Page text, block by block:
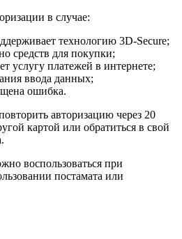
в случае:
технологию 3D-Secure;
средств для покупки;
услугу платежей в интернете;
ввода данных;
ошибка.
авторизацию через 20
картой или обратиться в свой
воспользоваться при
постамата или